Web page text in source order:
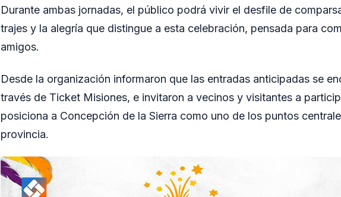
Durante ambas jornadas, el público podrá vivir el desfile de
trajes y la alegría que distingue a esta celebración, pensada para
amigos.
Desde la organización informaron que las entradas anticipadas se
través de Ticket Misiones, e invitaron a vecinos y visitantes a
posiciona a Concepción de la Sierra como uno de los puntos
provincia.